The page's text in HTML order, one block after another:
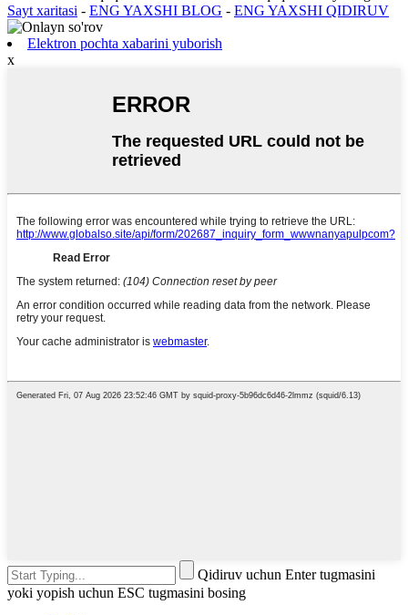
Sayt xaritasi - ENG YAXSHI BLOG - ENG YAXSHI QIDIRUV
Elektron pochta xabarini yuborish
x
Qidiruv uchun Enter tugmasini
yoki yopish uchun ESC tugmasini bosing